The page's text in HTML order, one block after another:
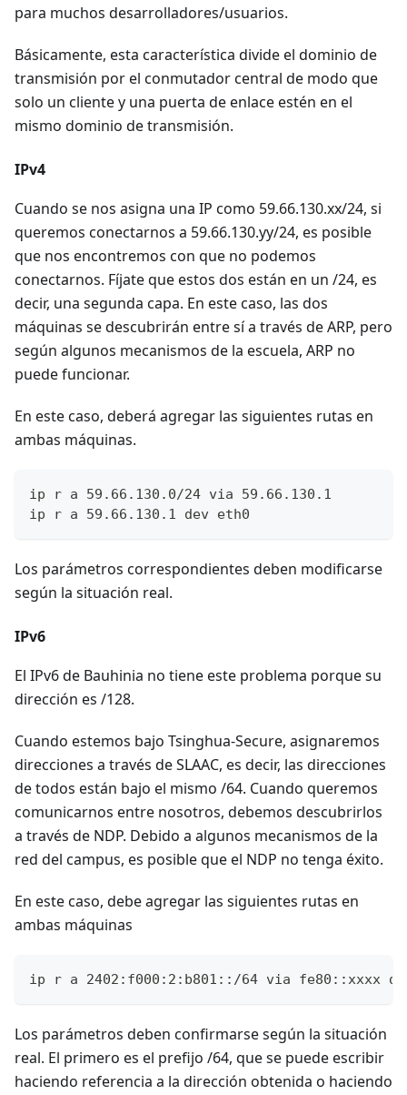
para muchos desarrolladores/usuarios.
Básicamente, esta característica divide el dominio de
transmisión por el conmutador central de modo que
solo un cliente y una puerta de enlace estén en el
mismo dominio de transmisión.
IPv4
Cuando se nos asigna una IP como 59.66.130.xx/24, si
queremos conectarnos a 59.66.130.yy/24, es posible
que nos encontremos con que no podemos
conectarnos. Fíjate que estos dos están en un /24, es
decir, una segunda capa. En este caso, las dos
máquinas se descubrirán entre sí a través de ARP, pero
según algunos mecanismos de la escuela, ARP no
puede funcionar.
En este caso, deberá agregar las siguientes rutas en
ambas máquinas.
ip r a 59.66.130.0/24 via 59.66.130.1
ip r a 59.66.130.1 dev eth0
Los parámetros correspondientes deben modificarse
según la situación real.
IPv6
El IPv6 de Bauhinia no tiene este problema porque su
dirección es /128.
Cuando estemos bajo Tsinghua-Secure, asignaremos
direcciones a través de SLAAC, es decir, las direcciones
de todos están bajo el mismo /64. Cuando queremos
comunicarnos entre nosotros, debemos descubrirlos
a través de NDP. Debido a algunos mecanismos de la
red del campus, es posible que el NDP no tenga éxito.
En este caso, debe agregar las siguientes rutas en
ambas máquinas
ip r a 2402:f000:2:b801::/64 via fe80::xxxx
Los parámetros deben confirmarse según la situación
real. El primero es el prefijo /64, que se puede escribir
haciendo referencia a la dirección obtenida o haciendo